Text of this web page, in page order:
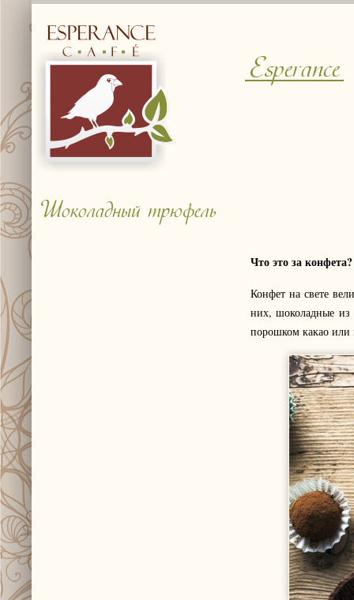
Esperance
Шоколадный трюфель
Что это за конфета?
Конфет на свете
них, шоколадные
порошком какао или